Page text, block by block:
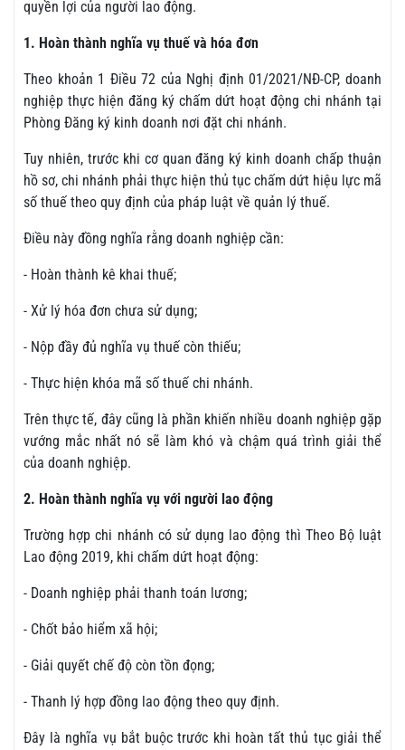
quyền lợi của người lao động.
1. Hoàn thành nghĩa vụ thuế và hóa đơn
Theo khoản 1 Điều 72 của Nghị định 01/2021/NĐ-CP, doanh
nghiệp thực hiện đăng ký chấm dứt hoạt động chi nhánh tại
Phòng Đăng ký kinh doanh nơi đặt chi nhánh.
Tuy nhiên, trước khi cơ quan đăng ký kinh doanh chấp thuận
hồ sơ, chi nhánh phải thực hiện thủ tục chấm dứt hiệu lực mã
số thuế theo quy định của pháp luật về quản lý thuế.
Điều này đồng nghĩa rằng doanh nghiệp cần:
- Hoàn thành kê khai thuế;
- Xử lý hóa đơn chưa sử dụng;
- Nộp đầy đủ nghĩa vụ thuế còn thiếu;
- Thực hiện khóa mã số thuế chi nhánh.
Trên thực tế, đây cũng là phần khiến nhiều doanh nghiệp gặp
vướng mắc nhất nó sẽ làm khó và chậm quá trình giải thể
của doanh nghiệp.
2. Hoàn thành nghĩa vụ với người lao động
Trường hợp chi nhánh có sử dụng lao động thì Theo Bộ luật
Lao động 2019, khi chấm dứt hoạt động:
- Doanh nghiệp phải thanh toán lương;
- Chốt bảo hiểm xã hội;
- Giải quyết chế độ còn tồn đọng;
- Thanh lý hợp đồng lao động theo quy định.
Đây là nghĩa vụ bắt buộc trước khi hoàn tất thủ tục giải thể